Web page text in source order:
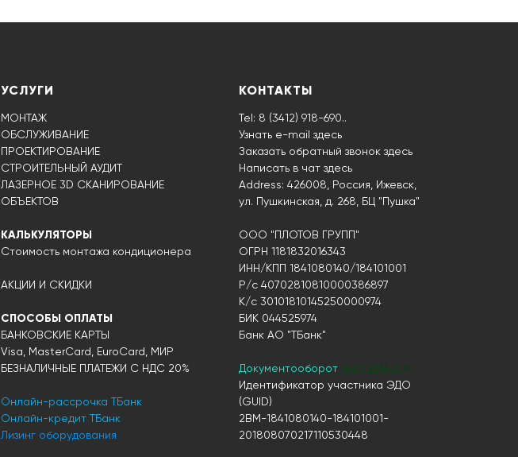
УСЛУГИ
МОНТАЖ
ОБСЛУЖИВАНИЕ
ПРОЕКТИРОВАНИЕ
СТРОИТЕЛЬНЫЙ АУДИТ
ЛАЗЕРНОЕ 3D СКАНИРОВАНИЕ
ОБЪЕКТОВ
КАЛЬКУЛЯТОРЫ
Стоимость монтажа кондиционера
АКЦИИ И СКИДКИ
СПОСОБЫ ОПЛАТЫ
БАНКОВСКИЕ КАРТЫ
Visa, MasterCard, EuroCard, МИР
БЕЗНАЛИЧНЫЕ ПЛАТЕЖИ С НДС 20%
Онлайн-рассрочка ТБанк
Онлайн-кредит ТБанк
Лизинг оборудования
КОНТАКТЫ
Tel: 8 (3412) 918-690..
Узнать e-mail здесь
Заказать обратный звонок здесь
Написать в чат здесь
Address: 426008, Россия, Ижевск,
ул. Пушкинская, д. 268, БЦ "Пушка"
ООО "ПЛОТОВ ГРУПП"
ОГРН 1181832016343
ИНН/КПП 1841080140/184101001
Р/с 40702810810000386897
К/с 30101810145250000974
БИК 044525974
Банк АО "ТБанк"
Документооборот ЭДО ДИАДОК
Идентификатор участника ЭДО
(GUID)
2BM-1841080140-184101001-
201808070217110530448